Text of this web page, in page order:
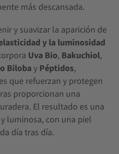
más descansada.
y suavizar la aparición de
y la luminosidad
Uva Bio, Bakuchiol,
Bilobay Péptidos,
que refuerzan y protegen
proporcionan una
El resultado es una
luminosa, con una piel
día tras día.